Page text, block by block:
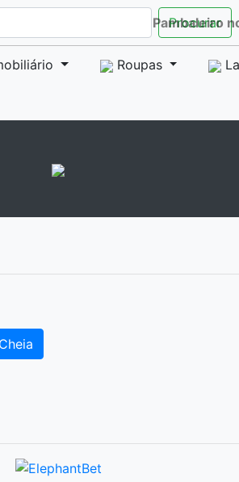
Procurar
Pambaleiro
Roupas